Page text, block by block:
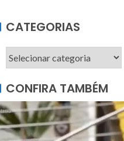
CATEGORIAS
CONFIRA TAMBÉM